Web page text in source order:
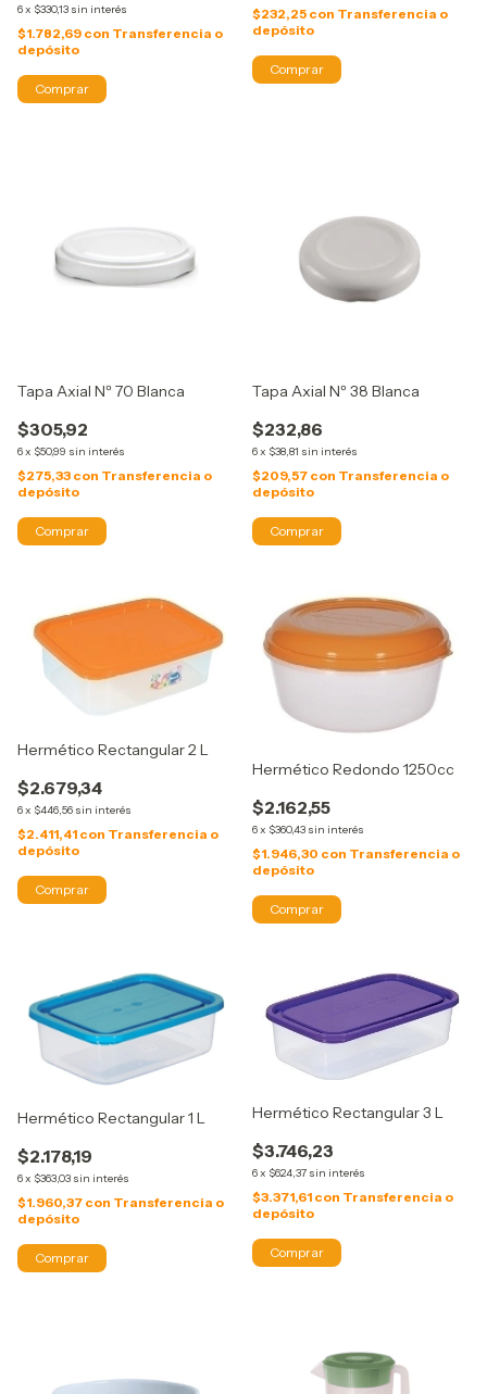
6x $330,13 sin interés
$1.782,69 con Transferencia o
depósito
$232,25 con Transferencia o
depósito
Tapa Axial Nº 70 Blanca
$305,92
6x $50,99 sin interés
$275,33 con Transferencia o
depósito
Tapa Axial Nº 38 Blanca
$232,86
6x $38,81 sin interés
$209,57 con Transferencia o
depósito
Hermético Rectangular 2 L
$2.679,34
6x $446,56 sin interés
$2.411,41 con Transferencia o
depósito
Hermético Redondo 1250cc
$2.162,55
6x $360,43 sin interés
$1.946,30 con Transferencia o
depósito
Hermético Rectangular 1 L
$2.178,19
6x $363,03 sin interés
$1.960,37 con Transferencia o
depósito
Hermético Rectangular 3 L
$3.746,23
6x $624,37 sin interés
$3.371,61 con Transferencia o
depósito